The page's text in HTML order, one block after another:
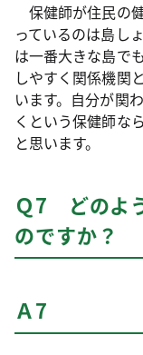
保健師が住民の
っているのは島し
は一番大きな島で
しやすく関係機関
います。自分が関
くという保健師な
と思います。
Ｑ7 どのよ
のですか？
Ａ7